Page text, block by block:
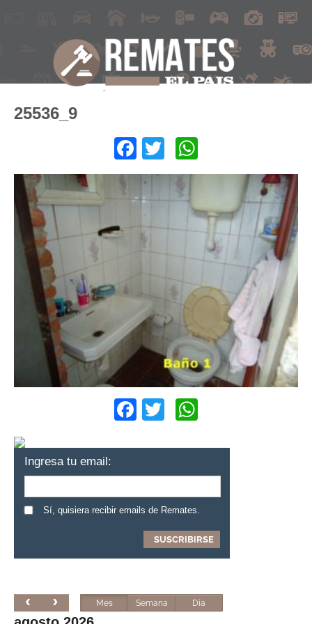
25536_9
Facebook
Twitter
Facebook
Twitter
Ingresa tu email:
Sí, quisiera recibir emails de Remates.
Mes Semana Día